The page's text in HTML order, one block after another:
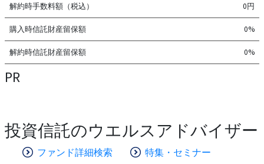
解約時手数料額（税込） 0円
購入時信託財産留保額 0%
解約時信託財産留保額 0%
PR
投資信託のウエルスアドバイザー
ファンド詳細検索
特集・セミナー